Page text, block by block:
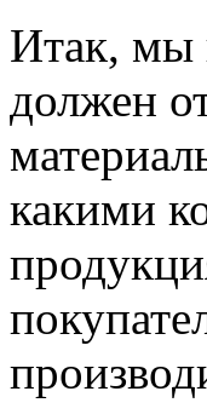
Итак, мы
должен
какими